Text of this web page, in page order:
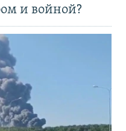
и войной?